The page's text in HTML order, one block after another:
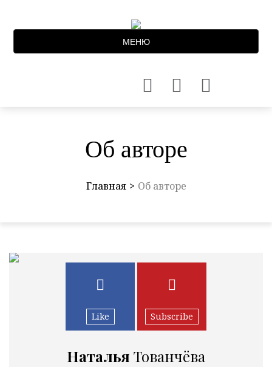
МЕНЮ
Об авторе
Главная Об авторе
Like Subscribe
Наталья Тованчёва